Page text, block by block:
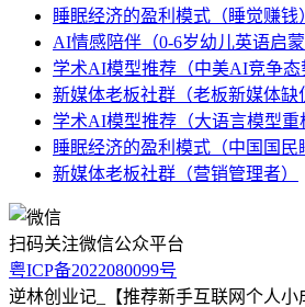
睡眠经济的盈利模式（睡觉赚钱
AI情感陪伴（0-6岁幼儿英语启蒙
学术AI模型推荐（中美AI竞争态
新媒体老板社群（老板新媒体缺
学术AI模型推荐（大语言模型重
睡眠经济的盈利模式（中国国民
新媒体老板社群（营销管理者）
扫码关注微信公众平台
粤ICP备2022080099号
逆林创业记_【推荐新手互联网个人